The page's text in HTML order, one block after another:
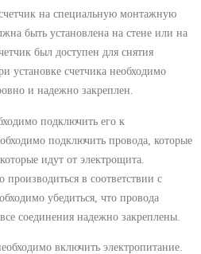
на специальную монтажную
быть установлена на стене или на
был доступен для снятия
установке счетчика необходимо
и надежно закреплен.
подключить его к
подключить провода, которые
идут от электрощита.
в соответствии с
убедиться, что провода
соединения надежно закреплены.
включить электропитание.